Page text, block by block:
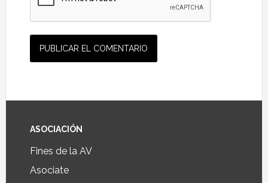
ASOCIACIÓN
Fines de la AV
Asociate